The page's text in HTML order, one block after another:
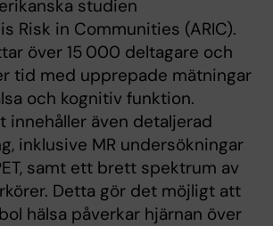
studien
Risk in Communities (ARIC).
över 15 000 deltagare och
tid med upprepade mätningar
och kognitiv funktion.
innehåller även detaljerad
inklusive MR undersökningar
samt ett brett spektrum av
Detta gör det möjligt att
hälsa påverkar hjärnan över